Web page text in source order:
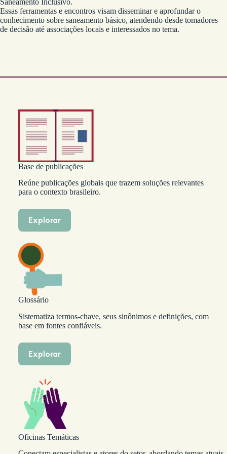
Essas ferramentas e encontros visam disseminar e aprofundar o
conhecimento sobre saneamento básico, atendendo desde tomadores
de decisão até associações locais e interessados no tema.
Base de publicações
Reúne publicações globais que trazem soluções relevantes
para o contexto brasileiro.
Explorar
Glossário
Sistematiza termos-chave, seus sinônimos e definições, com
base em fontes confiáveis.
Explorar
Oficinas Temáticas